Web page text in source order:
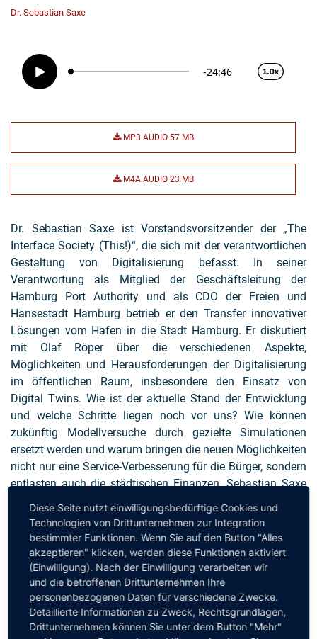
Dr. Sebastian Saxe
MP3 AUDIO 57 MB
M4A AUDIO 23 MB
Dr. Sebastian Saxe ist Vorstandsvorsitzender der „The
Interface Society (This!)“, die sich mit der verantwortlichen
Gestaltung von Digitalisierung befasst. In seiner
Verantwortung als Mitglied der Geschäftsleitung der
Hamburg Port Authority und als CDO der Freien und
Hansestadt Hamburg betrieb er den Transfer innovativer
Lösungen vom Hafen in die Stadt Hamburg. Er diskutiert
mit Olaf Röper über die verschiedenen Aspekte,
Möglichkeiten und Herausforderungen der Digitalisierung
im öffentlichen Raum, insbesondere den Einsatz von
Digital Twins. Wie ist der aktuelle Stand der Entwicklung
und welche Schritte liegen noch vor uns? Wie können
zukünftig Modellversuche durch gezielte Simulationen
ersetzt werden und warum bringen die neuen Möglichkeiten
nicht nur eine Service-Verbesserung für die Bürger, sondern
entlasten auch die städtischen Finanzen. Sebastian Saxe
teilt weiter seine Auffassungen und Erfahrungen zu agilen
Methoden, der Sackgasse der Big Bangs und zur
Notwendigkeit, die Ausbildung an Hochschulen und in
Unternehmen zu verändern. Für alle, die wissen möchten,
wie mit dem Blick für das Machbare und der richtigen
Vorgehensweise aus Vision Realität werden kann.
Bei weiteren Fragen zu dieser Episode senden Sie
bitte eine kurze Mail an
Diese Seite nutzt einwilligungsbedürftige Cookies und
Technologien von Drittunternehmen zur Integration
bestimmter Funktionen. Wenn Sie auf den Button "Alles
akzeptieren" klicken, werden diese Funktionen aktiviert
(Einwilligung). Nach der Einwilligung verarbeiten wir
und die betroffenen Drittunternehmen Ihre
personenbezogenen Daten für verschiedene Zwecke.
Detaillierte Informationen zu Zweck, Rechtsgrundlagen,
Drittunternehmen können Sie unter dem Button "Mehr"